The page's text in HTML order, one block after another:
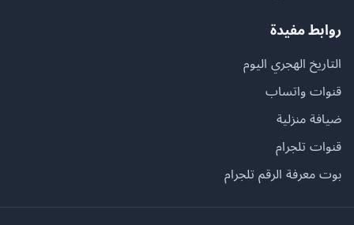
روابط مفيدة
التاريخ الهجري اليوم
قنوات واتساب
ضيافة منزلية
قنوات تلجرام
بوت معرفة الرقم تلجرام